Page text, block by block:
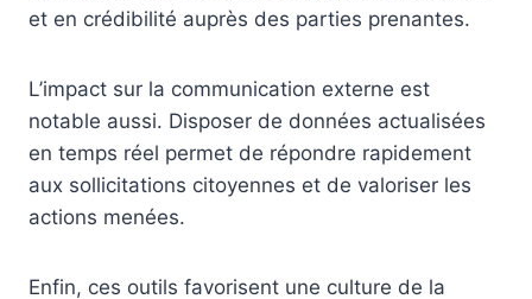
et en crédibilité auprès des parties prenantes.
L’impact sur la communication externe est
notable aussi. Disposer de données actualisées
en temps réel permet de répondre rapidement
aux sollicitations citoyennes et de valoriser les
actions menées.
Enfin, ces outils favorisent une culture de la